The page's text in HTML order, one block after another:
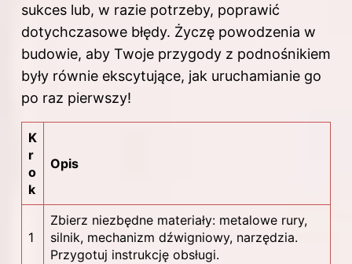
sukces lub, w razie potrzeby, poprawić
dotychczasowe błędy. Życzę powodzenia w
budowie, aby Twoje przygody z podnośnikiem
były równie ekscytujące, jak uruchamianie go
po raz pierwszy!
K
r
o
k
Opis
1
Zbierz niezbędne materiały: metalowe rury,
silnik, mechanizm dźwigniowy, narzędzia.
Przygotuj instrukcję obsługi.